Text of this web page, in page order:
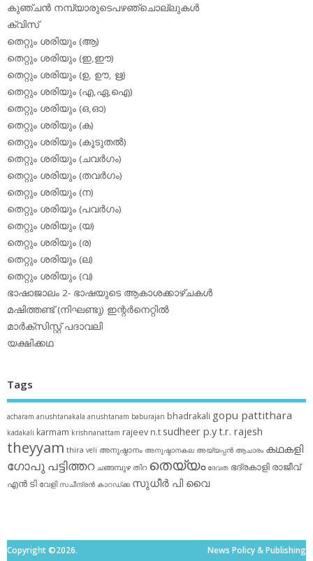
കുഞ്ചന്‍ നമ്പ്യാരുടെപഴഞ്ചൊല്ലുകള്‍
ക്വിസ്
തെറ്റും ശരിയും (ആ)
തെറ്റും ശരിയും (ഇ,ഈ)
തെറ്റും ശരിയും (ഉ, ഊ, ഋ)
തെറ്റും ശരിയും (എ,ഏ,ഐ)
തെറ്റും ശരിയും (ഒ,ഓ)
തെറ്റും ശരിയും (ക)
തെറ്റും ശരിയും (കൂടുതല്‍)
തെറ്റും ശരിയും (ചവര്‍ഗം)
തെറ്റും ശരിയും (തവര്‍ഗം)
തെറ്റും ശരിയും (ന)
തെറ്റും ശരിയും (പവര്‍ഗം)
തെറ്റും ശരിയും (യ)
തെറ്റും ശരിയും (ര)
തെറ്റും ശരിയും (ല)
തെറ്റും ശരിയും (വ)
ഭാഷാജാലം 2- ഭാഷയുടെ ആകാശക്കാഴ്ചകള്‍
മഷിത്തണ്ട് (നിഘണ്ടു) ഇന്റര്‍നെറ്റില്‍
മാര്‍ക്‌സിസ്റ്റ് പദാവലി
യക്ഷിക്കഥ
Tags
acharam anushtanakala anushtanam baburajan bhadrakali gopu pattithara
kadakali karmam krishnanattam rajeev n.t sudheer p.yt.r. rajesh
theyyam thira veli അനുഷ്ഠാനം അനുഷ്ഠാനകല അയ്യപ്പന്‍ ആചാരം കഥകളി
ഗോപു പട്ടിത്തറ ചങ്ങമ്പുഴ തിറ തെയ്യം ദേവത ഭദ്രകാളി രാജീവ്
എൻ ടി വേളി സചീന്ദ്രന്‍ കാറഡ്ക്ക സുധീര്‍ പി വൈ
Copyright ©2026.
News Policy & Publishing